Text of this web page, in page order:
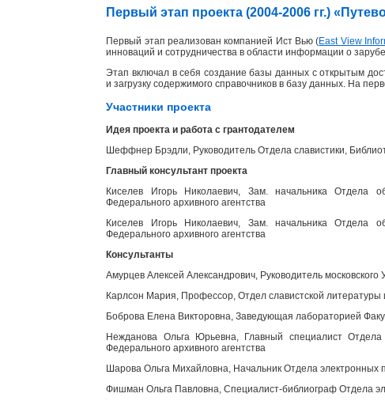
Первый этап проекта (2004-2006 гг.)
Первый этап реализован компанией Ист Вью (East View
инноваций и сотрудничества в области информации о
Этап включал в себя создание базы данных с открытым
и загрузку содержимого справочников в базу данных. На
Участники проекта
Идея проекта и работа с грантодателем
Шеффнер Брэдли, Руководитель Отдела славистики,
Главный консультант проекта
Киселев Игорь Николаевич, Зам. начальника Отдела
Федерального архивного агентства
Киселев Игорь Николаевич, Зам. начальника Отдела
Федерального архивного агентства
Консультанты
Амурцев Алексей Александрович, Руководитель
Карлсон Мария, Профессор, Отдел славистской литературы
Боброва Елена Викторовна, Заведующая лабораторией
Нежданова Ольга Юрьевна, Главный специалист Отдела
Федерального архивного агентства
Шарова Ольга Михайловна, Начальник Отдела электронных
Фишман Ольга Павловна, Специалист-библиограф Отдела